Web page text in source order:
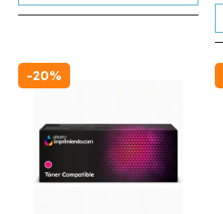
-20%